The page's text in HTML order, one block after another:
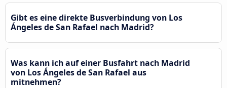
Gibt es eine direkte Busverbindung von Los
Ángeles de San Rafael nach Madrid?
Was kann ich auf einer Busfahrt nach Madrid
von Los Ángeles de San Rafael aus
mitnehmen?